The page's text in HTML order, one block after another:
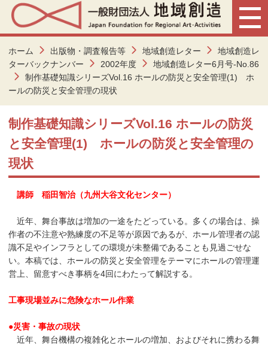
ホーム 出版物・調査報告等 地域創造レター
地域創造レ
ターバックナンバー
2002年度
地域創造レター6月号-No.86
制作基礎知識シリーズVol.16 ホールの防災と安全管理(1) ホ
ールの防災と安全管理の現状
制作基礎知識シリーズVol.16 ホールの防災
と安全管理(1) ホールの防災と安全管理の
現状
講師 稲田智治（九州大谷文化センター）
近年、舞台事故は増加の一途をたどっている。多くの場合は、操
作者の不注意や熟練度の不足等が原因であるが、ホール管理者の認
識不足やインフラとしての環境が未整備であることも見過ごせな
い。本稿では、ホールの防災と安全管理をテーマにホールの管理運
営上、留意すべき事柄を4回にわたって解説する。
工事現場並みに危険なホール作業
●災害・事故の現状
近年、舞台機構の複雑化とホールの増加、およびそれに携わる舞